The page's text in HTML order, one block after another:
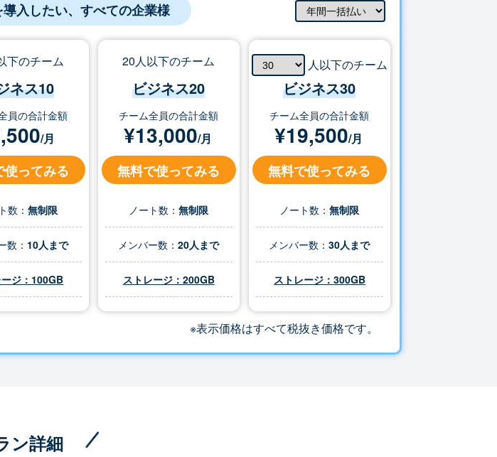
入したい、すべての企業様
下のチーム
ネス10
員の合計金額
/月
使ってみる
数： 無制限
数： 10人まで
ジ：100GB
20人以下のチーム
ビジネス20
チーム全員の合計金額
¥13,000/月
無料で使ってみる
ノート数：無制限
メンバー数：20人まで
ストレージ：200GB
人以下のチーム
ビジネス30
チーム全員の合計金額
¥19,500/月
無料で使ってみる
ノート数：無制限
メンバー数：30人まで
ストレージ： 300GB
※表示価格はすべて税抜き価格です。
ン詳細